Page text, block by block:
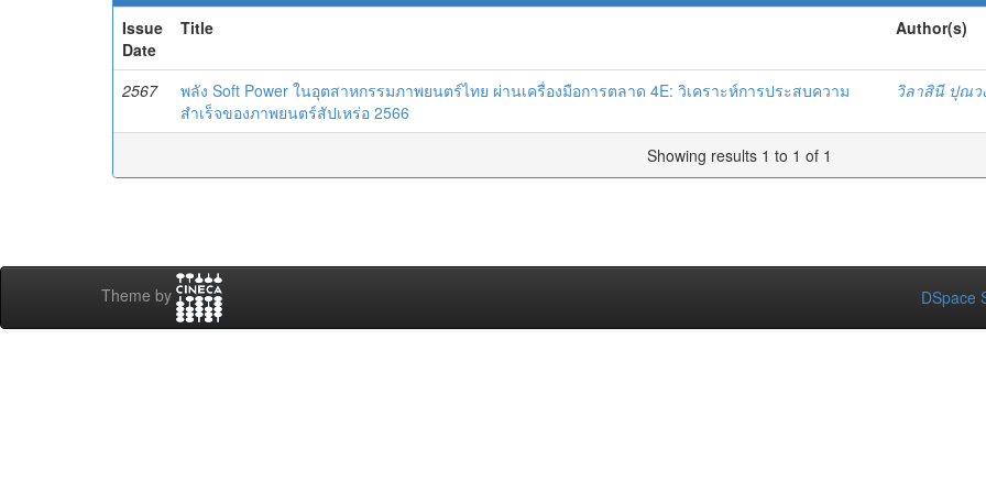
Issue
Date
Title Author(s)
2567
พลัง Soft Power ในอุตสาหกรรมภาพยนตร์ไทย ผ่านเครื่องมือการตลาด 4E: วิเคราะห์การประสบความ
สำเร็จของภาพยนตร์สัปเหร่อ 2566
วิลาสินี ปุณว
Showing results 1 to 1 of 1
Theme by DSpace